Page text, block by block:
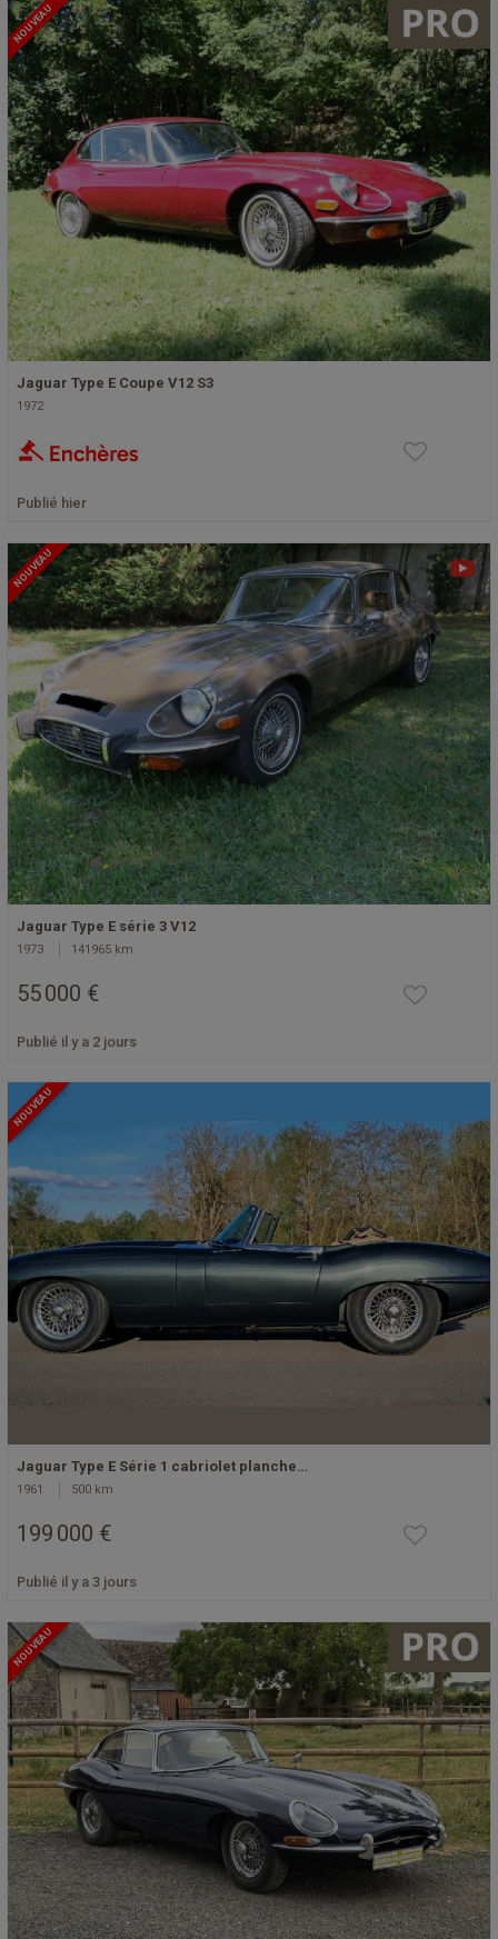
NOUVEAU
Jaguar Type E Coupe V12 S3
1972
Publié hier
NOUVEAU
Jaguar Type E série 3 V12
1973 141965 km
55 000 €
Publié il y a 2 jours
NOUVEAU
Jaguar Type E Série 1 cabriolet planche…
1961 500 km
199 000 €
Publié il y a 3 jours
NOUVEAU